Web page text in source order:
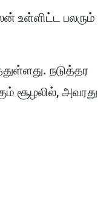
உள்ளிட்ட பலரும்
நடுத்தர
சூழலில், அவரது